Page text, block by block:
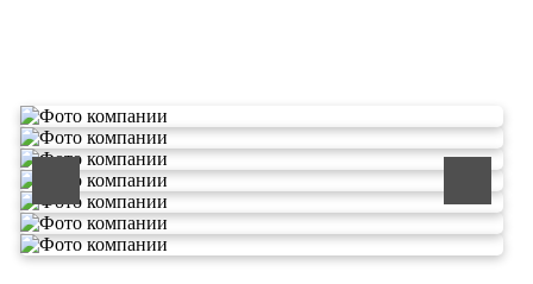
ООО «ЭКОВОЛГА» является современной и